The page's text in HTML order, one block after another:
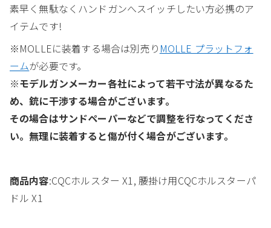
素早く無駄なくハンドガンへスイッチしたい方必携のア
イテムです!
※MOLLEに装着する場合は別売り MOLLE プラットフォ
ームが必要です。
※モデルガンメーカー各社によって若干寸法が異なるた
め、銃に干渉する場合がございます。
その場合はサンドペーパーなどで調整を行なってくださ
い。無理に装着すると傷が付く場合がございます。
商品内容:CQCホルスター X1, 腰掛け用CQCホルスターパ
ドル X1